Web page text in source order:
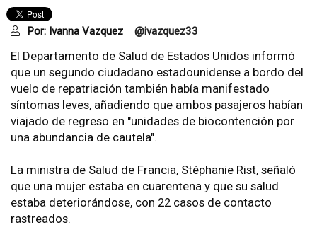
Por: Ivanna Vazquez @ivazquez33
El Departamento de Salud de Estados Unidos informó
que un segundo ciudadano estadounidense a bordo del
vuelo de repatriación también había manifestado
síntomas leves, añadiendo que ambos pasajeros habían
viajado de regreso en "unidades de biocontención por
una abundancia de cautela".
La ministra de Salud de Francia, Stéphanie Rist, señaló
que una mujer estaba en cuarentena y que su salud
estaba deteriorándose, con 22 casos de contacto
rastreados.